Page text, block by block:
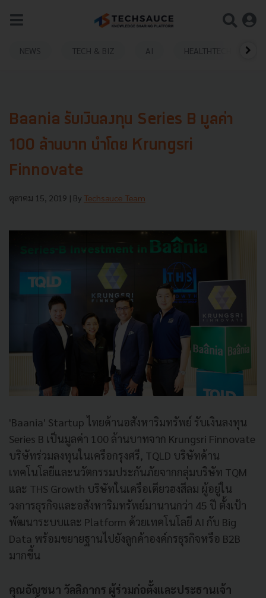
NEWS TECH & BIZ AI HEALTHTECH
Baania รับเงินลงทุน Series B มูลค่า
100 ล้านบาท นำโดย Krungsri
Finnovate
ตุลาคม 15, 2019 | By Techsauce Team
'Baania' Startup ไทยด้านอสังหาริมทรัพย์ รับเงินลงทุน
Series B เป็นมูลค่า 100 ล้านบาทจาก Krungsri Finnovate
บริษัทร่วมลงทุนในเครือกรุงศรี, TQLD บริษัทด้าน
เทคโนโลยีและนวัตกรรมประกันภัยจากกลุ่มบริษัท TQM
และ THS Growth บริษัทในเครือเตียวฮงสีลม ผู้อยู่ใน
วงการธุรกิจและอสังหาริมทรัพย์มานานกว่า 45 ปี ตั้งเป้า
พัฒนาระบบและ Platform ด้วยเทคโนโลยี AI กับ Big
Data พร้อมขยายฐานไปยังลูกค้าองค์กรธุรกิจหรือ B2B
มากขึ้น
คุณอัญชนา วัลลิภากร ผู้ร่วมก่อตั้งและประธานเจ้า